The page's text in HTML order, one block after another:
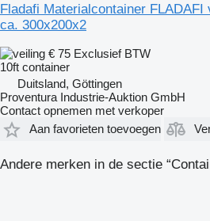
Fladafi Materialcontainer
ca. 300x200x2
€ 75 Exclusief BTW
10ft container
Duitsland, Göttingen
Proventura Industrie-Auktion GmbH
Contact opnemen met verkoper
Aan favorieten toevoegen
Andere merken in de sectie